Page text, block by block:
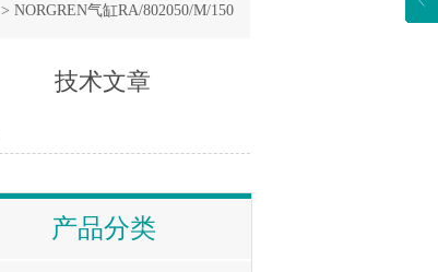
> NORGREN气缸RA/802050/M/150
技术文章
产品分类